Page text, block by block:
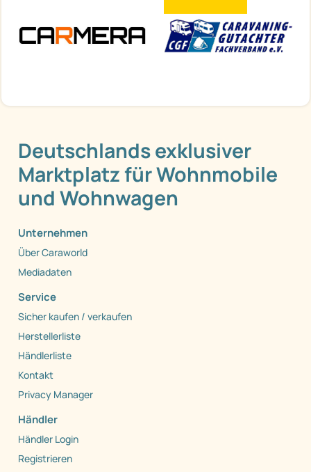
Deutschlands exklusiver
Marktplatz für Wohnmobile
und Wohnwagen
Unternehmen
Über Caraworld
Mediadaten
Service
Sicher kaufen / verkaufen
Herstellerliste
Händlerliste
Kontakt
Privacy Manager
Händler
Händler Login
Registrieren